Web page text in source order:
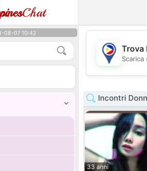
Chat
08-07 10:42
Trova
Incontri
33 anni